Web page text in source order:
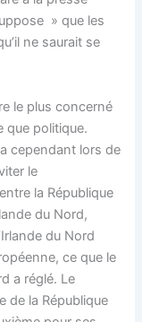
» que les
ne saurait se
le plus concerné
que politique.
cependant lors de
le
la République
du Nord,
du Nord
ce que le
a réglé. Le
de la République